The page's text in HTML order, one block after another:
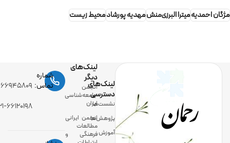
مژگان احمدیهمیترا البرزی‌منشمهدیه پورشادمحیط زیست
رحمان
لینک‌های
دسترسی
نشست‌ها
پژوهش‌ها
آموزش
لینک‌های
دیگر
انجمن
جامعه‌شناسی
ایران
انجمن ایرانی
مطالعات
فرهنگی و
شماره
تماس: ۰۲۱-
۰۲۱-